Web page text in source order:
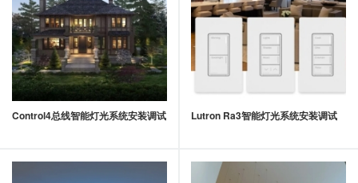
Control4总线智能灯光系统安装调试 Lutron Ra3智能灯光系统安装调试